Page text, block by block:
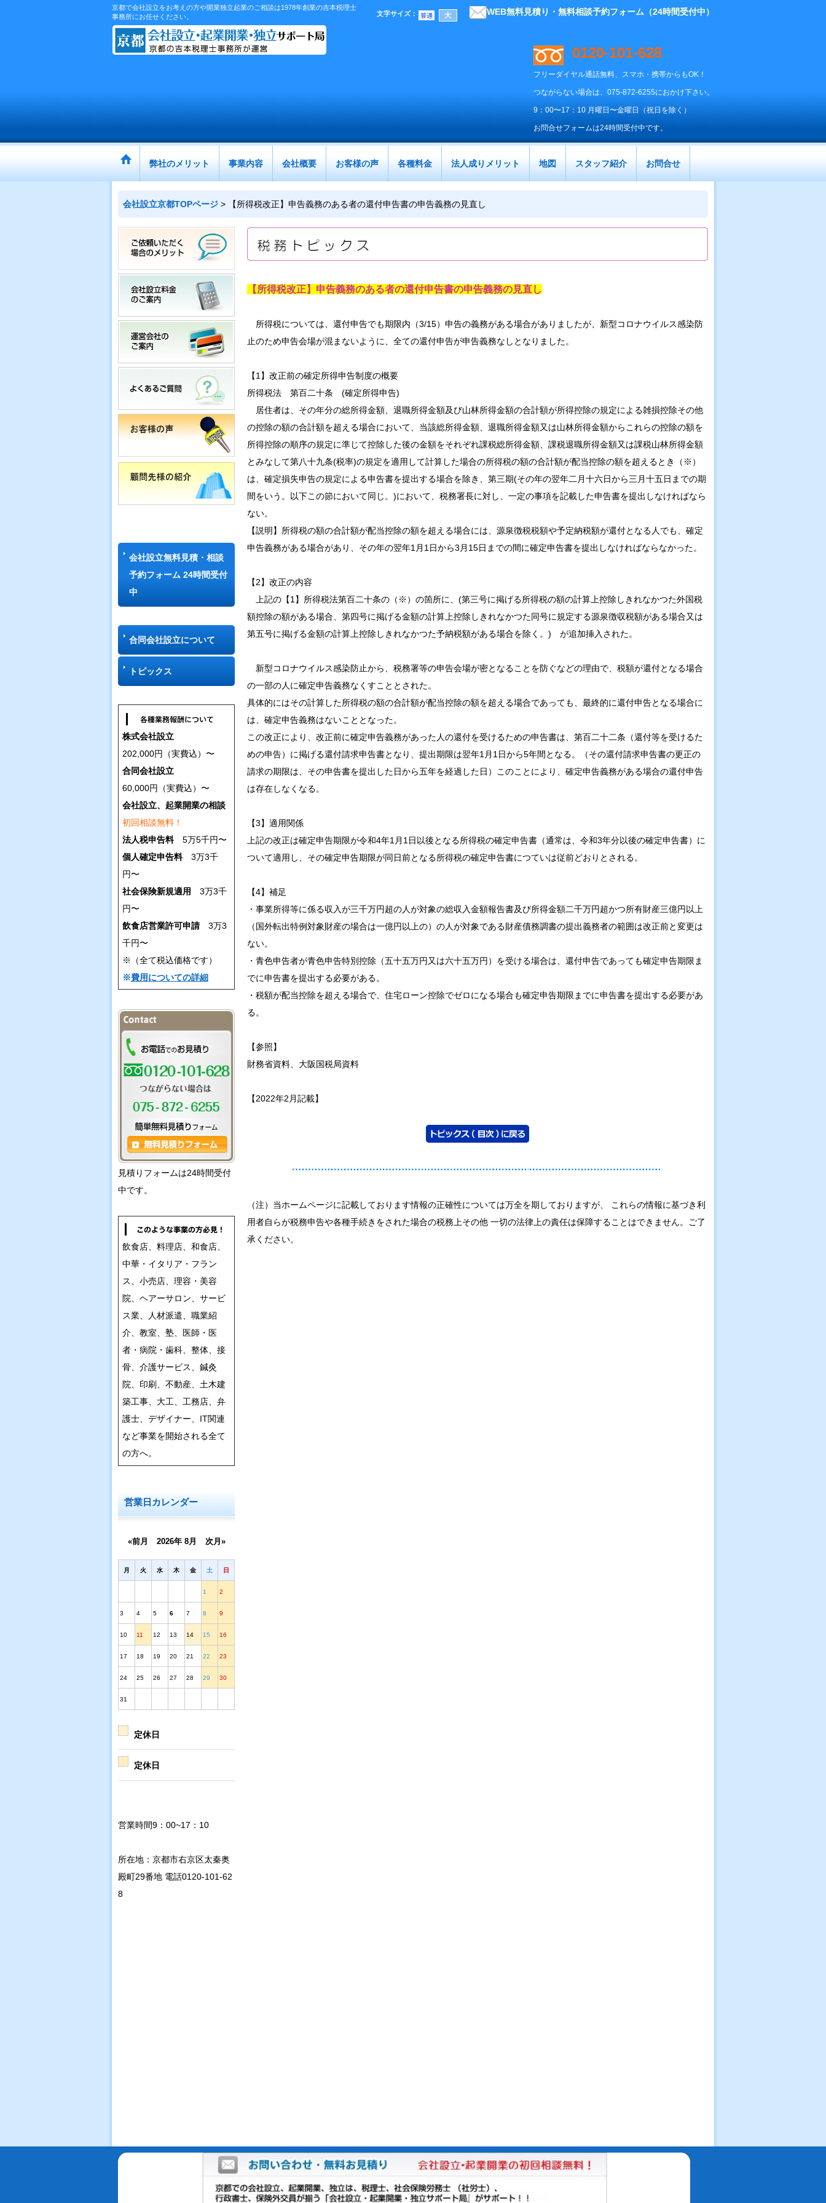
京都で会社設立をお考えの方や開業独立起業のご相談は1978年創業の吉本税理士
事務所にお任せください。
WEB無料見積り・無料相談予約フォーム（24時間受付中）
文字サイズ：
0120-101-628
フリーダイヤル通話無料、スマホ・携帯からもOK！
つながらない場合は、075-872-6255におかけ下さい。
9：00〜17：10 月曜日〜金曜日（祝日を除く）
お問合せフォームは24時間受付中です。
弊社のメリット 事業内容 会社概要 お客様の声 各種料金 法人成りメリット 地図 スタッフ紹介 お問合せ
会社設立京都TOPページ > 【所得税改正】申告義務のある者の還付申告書の申告義務の見直し
会社設立無料見積・相談
予約フォーム 24時間受付
中
合同会社設立について
トピックス
株式会社設立
202,000円（実費込）〜
合同会社設立
60,000円（実費込）〜
会社設立、起業開業の相談
初回相談無料！
法人税申告料5万5千円〜
個人確定申告料3万3千
円〜
社会保険新規適用 3万3千
円〜
飲食店営業許可申請3万3
千円〜
※（全て税込価格です）
※費用についての詳細
見積りフォームは24時間受付
中です。
飲食店、料理店、和食店、
中華・イタリア・フラン
ス、小売店、理容・美容
院、ヘアーサロン、サービ
ス業、人材派遣、職業紹
介、教室、塾、医師・医
者・病院・歯科、整体、接
骨、介護サービス、鍼灸
院、印刷、不動産、土木建
築工事、大工、工務店、弁
護士、デザイナー、IT関連
など事業を開始される全て
の方へ。
営業日カレンダー
«前月 2026年 8月 次月»
月 火 水 木 金 土 日
1 2
3 4 5 6 7 8 9
10 11 12 13 14 15 16
17 18 19 20 21 22 23
24 25 26 27 28 29 30
31
定休日
定休日
営業時間9：00~17：10
所在地：京都市右京区太秦奥
殿町29番地 電話0120-101-62
8
【所得税改正】申告義務のある者の還付申告書の申告義務の見直し
所得税については、還付申告でも期限内（3/15）申告の義務がある場合がありましたが、新型コロナウイルス感染防
止のため申告会場が混まないように、全ての還付申告が申告義務なしとなりました。
【1】改正前の確定所得申告制度の概要
所得税法 第百二十条 (確定所得申告)
居住者は、その年分の総所得金額、退職所得金額及び山林所得金額の合計額が所得控除の規定による雑損控除その他
の控除の額の合計額を超える場合において、当該総所得金額、退職所得金額又は山林所得金額からこれらの控除の額を
所得控除の順序の規定に準じて控除した後の金額をそれぞれ課税総所得金額、課税退職所得金額又は課税山林所得金額
とみなして第八十九条(税率)の規定を適用して計算した場合の所得税の額の合計額が配当控除の額を超えるとき（※）
は、確定損失申告の規定による申告書を提出する場合を除き、第三期(その年の翌年二月十六日から三月十五日までの期
間をいう。以下この節において同じ。)において、税務署長に対し、一定の事項を記載した申告書を提出しなければなら
ない。
【説明】所得税の額の合計額が配当控除の額を超える場合には、源泉徴税税額や予定納税額が還付となる人でも、確定
申告義務がある場合があり、その年の翌年1月1日から3月15日までの間に確定申告書を提出しなければならなかった。
【2】改正の内容
上記の【1】所得税法第百二十条の（※）の箇所に、(第三号に掲げる所得税の額の計算上控除しきれなかつた外国税
額控除の額がある場合、第四号に掲げる金額の計算上控除しきれなかつた同号に規定する源泉徴収税額がある場合又は
第五号に掲げる金額の計算上控除しきれなかつた予納税額がある場合を除く。) が追加挿入された。
新型コロナウイルス感染防止から、税務署等の申告会場が密となることを防ぐなどの理由で、税額が還付となる場合
の一部の人に確定申告義務なくすこととされた。
具体的にはその計算した所得税の額の合計額が配当控除の額を超える場合であっても、最終的に還付申告となる場合に
は、確定申告義務はないこととなった。
この改正により、改正前に確定申告義務があった人の還付を受けるための申告書は、第百二十二条（還付等を受けるた
めの申告）に掲げる還付請求申告書となり、提出期限は翌年1月1日から5年間となる。（その還付請求申告書の更正の
請求の期限は、その申告書を提出した日から五年を経過した日）このことにより、確定申告義務がある場合の還付申告
は存在しなくなる。
【3】適用関係
上記の改正は確定申告期限が令和4年1月1日以後となる所得税の確定申告書（通常は、令和3年分以後の確定申告書）に
ついて適用し、その確定申告期限が同日前となる所得税の確定申告書につていは従前どおりとされる。
【4】補足
・事業所得等に係る収入が三千万円超の人が対象の総収入金額報告書及び所得金額二千万円超かつ所有財産三億円以上
（国外転出特例対象財産の場合は一億円以上の）の人が対象である財産債務調書の提出義務者の範囲は改正前と変更は
ない。
・青色申告者が青色申告特別控除（五十五万円又は六十五万円）を受ける場合は、還付申告であっても確定申告期限ま
でに申告書を提出する必要がある。
・税額が配当控除を超える場合で、住宅ローン控除でゼロになる場合も確定申告期限までに申告書を提出する必要があ
る。
【参照】
財務省資料、大阪国税局資料
【2022年2月記載】
（注）当ホームページに記載しております情報の正確性については万全を期しておりますが、 これらの情報に基づき利
用者自らが税務申告や各種手続きをされた場合の税務上その他 一切の法律上の責任は保障することはできません。ご了
承ください。